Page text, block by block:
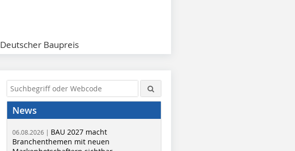
Deutscher Baupreis
News
06.08.2026 | BAU 2027 macht
Branchenthemen mit neuen